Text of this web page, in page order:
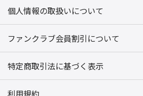
個人情報の取扱いについて
ファンクラブ会員割引について
特定商取引法に基づく表示
利用規約